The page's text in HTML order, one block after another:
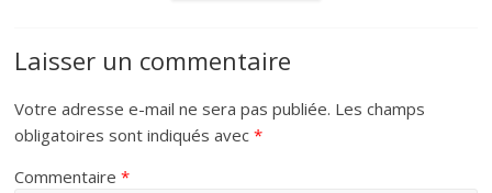
Laisser un commentaire
Votre adresse e-mail ne sera pas publiée. Les champs
obligatoires sont indiqués avec*
Commentaire*